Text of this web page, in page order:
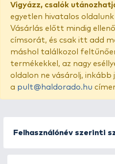
Vigyázz, csalók
egyetlen hivatalos oldalunk
Vásárlás előtt mindig
címsorát, és csak itt add
máshol találkozol
termékekkel, az nagy
oldalon ne vásárolj, inkább
a pult@haldorado.hu
Felhasználónév szerinti